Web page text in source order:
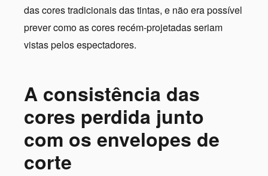
das cores tradicionais das tintas, e não era possível
prever como as cores recém-projetadas seriam
vistas pelos espectadores.
A consistência das
cores perdida junto
com os envelopes de
corte